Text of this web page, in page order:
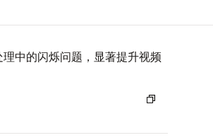
中的闪烁问题，显著提升视频